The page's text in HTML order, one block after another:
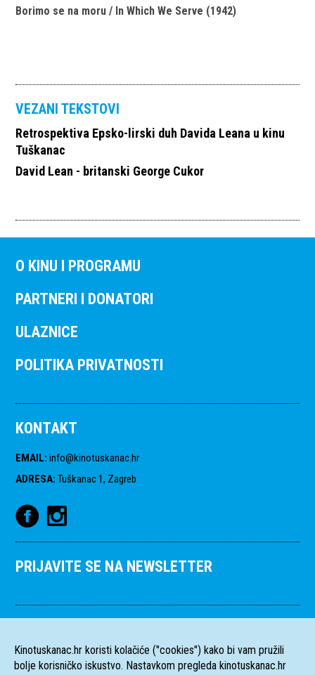
Borimo se na moru / In Which We Serve (1942)
VEZANI TEKSTOVI
Retrospektiva Epsko-lirski duh Davida Leana u kinu
Tuškanac
David Lean - britanski George Cukor
O KINU I PROGRAMU
PARTNERI I DONATORI
ULAZNICE
POLITIKA PRIVATNOSTI
KONTAKT
EMAIL: info@kinotuskanac.hr
ADRESA: Tuškanac 1, Zagreb
PRIJAVITE SE NA NEWSLETTER
Kinotuskanac.hr koristi kolačiće ("cookies") kako bi vam pružili
bolje korisničko iskustvo. Nastavkom pregleda kinotuskanac.hr